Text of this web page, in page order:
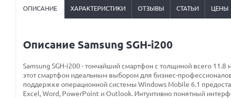
ОПИСАНИЕ ХАРАКТЕРИСТИКИ ОТЗЫВЫ СТАТЬИ ЦЕНЫ
Описание Samsung SGH-i200
Samsung SGH-i200 - тончайший смартфон с толщиной всего
этот смартфон идеальным выбором для бизнес-
поддержке операционной системы Windows Mobile 6.1
Excel, Word, PowerРoint и Outlook. Интуитивно понятный